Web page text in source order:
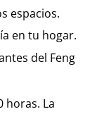
espacios.
en tu hogar.
del Feng
horas. La